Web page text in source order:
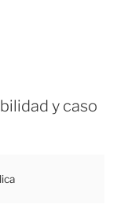
y caso